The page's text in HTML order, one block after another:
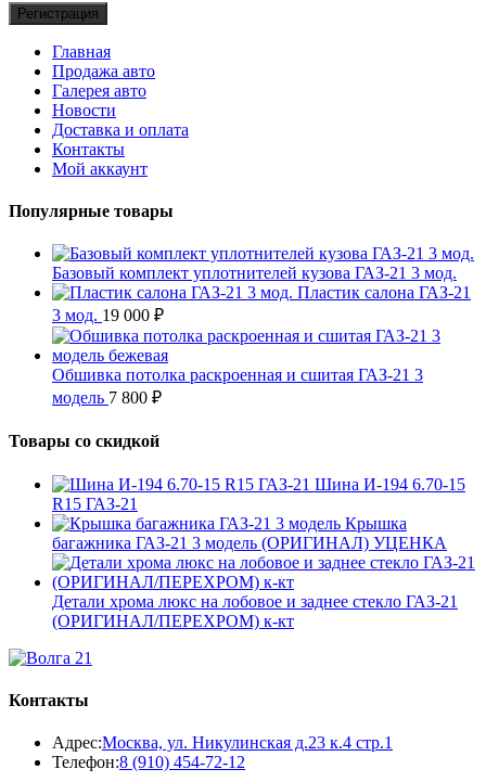
Регистрация
Главная
Продажа авто
Галерея авто
Новости
Доставка и оплата
Контакты
Мой аккаунт
Популярные товары
Базовый комплект уплотнителей кузова ГАЗ-21 3 мод.
Пластик салона ГАЗ-21
3 мод. 19 000 ₽
Обшивка потолка раскроенная и сшитая ГАЗ-21 3
модель 7 800 ₽
Товары со скидкой
Шина И-194 6.70-15
R15 ГАЗ-21
Крышка
багажника ГАЗ-21 3 модель (ОРИГИНАЛ) УЦЕНКА
Детали хрома люкс на лобовое и заднее стекло ГАЗ-21
(ОРИГИНАЛ/ПЕРЕХРОМ) к-кт
Контакты
Адрес:Москва, ул. Никулинская д.23 к.4 стр.1
Телефон:8 (910) 454-72-12